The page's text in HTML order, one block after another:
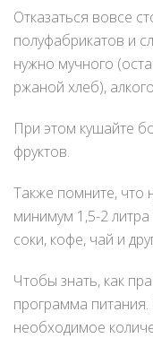
Отказаться вовсе
полуфабрикатов и
нужно мучного
ржаной хлеб),
При этом кушайте
фруктов.
Также помните, что
минимум 1,5-2 литра
соки, кофе, чай и
Чтобы знать, как
программа
необходимое